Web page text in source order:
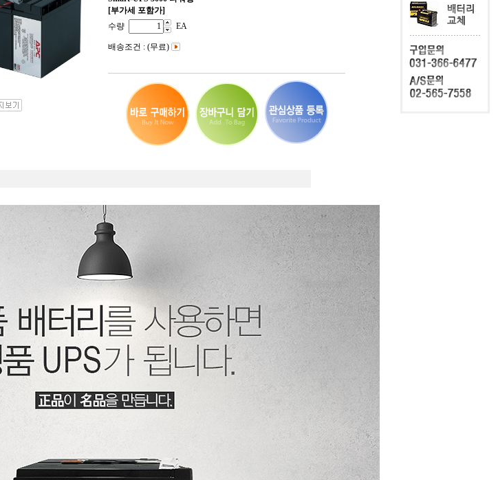
[부가세 포함가]
수량
EA
배송조건 : (무료)